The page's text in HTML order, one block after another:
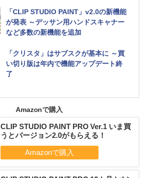
「CLIP STUDIO PAINT」v2.0の新機能
が発表 ～デッサン用ハンドスキャナー
など多数の新機能を追加
「クリスタ」はサブスクが基本に ～買
い切り版は年内で機能アップデート終
了
Amazonで購入
CLIP STUDIO PAINT PRO Ver.1 いま買
うとバージョン2.0がもらえる！